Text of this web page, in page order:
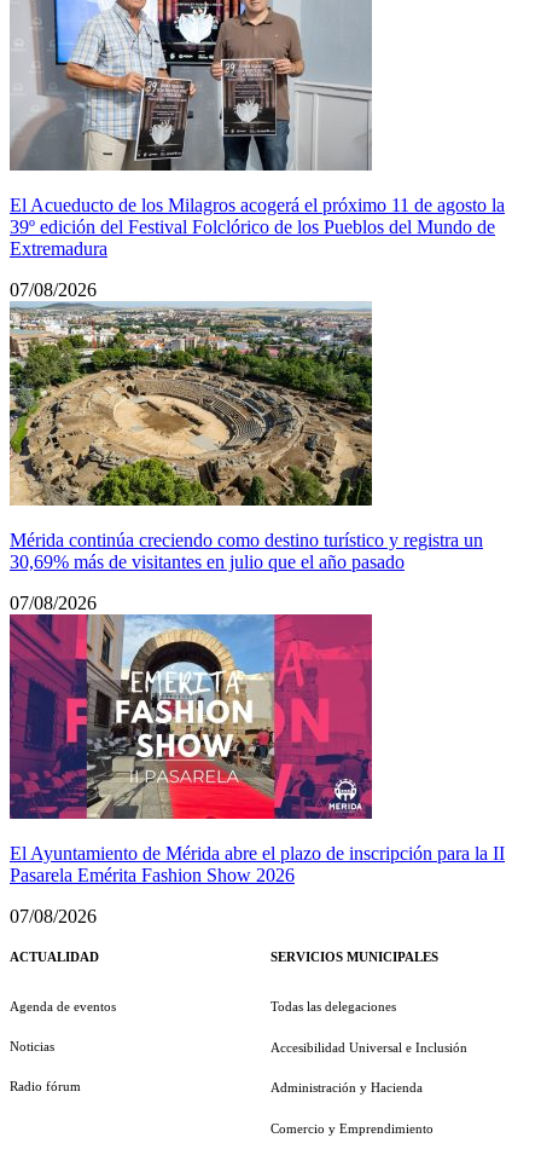
El Acueducto de los Milagros acogerá el próximo 11 de agosto la
39º edición del Festival Folclórico de los Pueblos del Mundo de
Extremadura
07/08/2026
Mérida continúa creciendo como destino turístico y registra un
30,69% más de visitantes en julio que el año pasado
07/08/2026
El Ayuntamiento de Mérida abre el plazo de inscripción para la II
Pasarela Emérita Fashion Show 2026
07/08/2026
ACTUALIDAD
Agenda de eventos
Noticias
Radio fórum
SERVICIOS MUNICIPALES
Todas las delegaciones
Accesibilidad Universal e Inclusión
Administración y Hacienda
Comercio y Emprendimiento